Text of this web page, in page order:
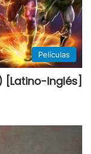
Películas
[Latino-Inglés]